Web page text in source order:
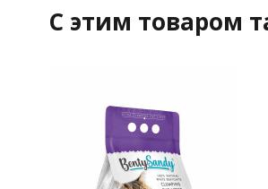
C этим товаром